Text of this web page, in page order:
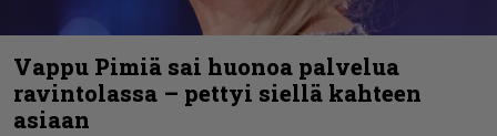
Vappu Pimiä sai huonoa palvelua
ravintolassa – pettyi siellä kahteen
asiaan